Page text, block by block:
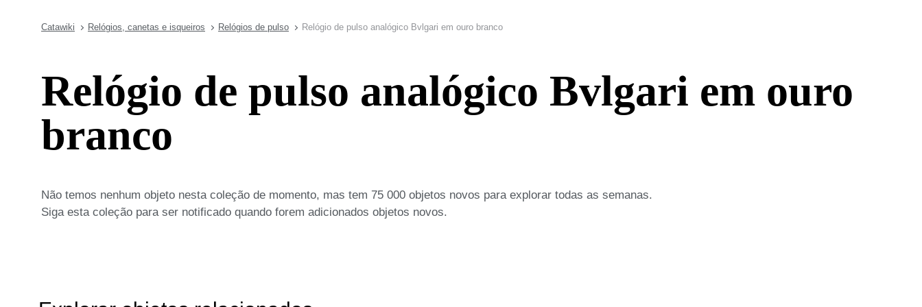
Catawiki Relógios, canetas e isqueiros Relógios de pulso Relógio de pulso analógico Bvlgari em ouro branco
Relógio de pulso analógico Bvlgari em ouro
branco
Não temos nenhum objeto nesta coleção de momento, mas tem 75 000 objetos novos para explorar todas as semanas.
Siga esta coleção para ser notificado quando forem adicionados objetos novos.